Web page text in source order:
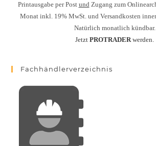
Printausgabe per Post und Zugang zum
Monat inkl. 19% MwSt. und Versandkosten
Natürlich monatlich kündbar.
Jetzt PROTRADERwerden.
Fachhändlerverzeichnis